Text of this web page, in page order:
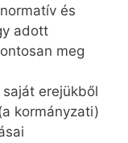
és
adott
meg
erejükből
kormányzati)